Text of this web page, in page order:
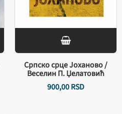
Српско срце Јоханово /
Веселин П. Џелатовић
900,00RSD